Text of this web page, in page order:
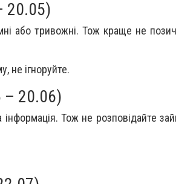
20.05)
або тривожні. Тож краще не
не ігноруйте.
– 20.06)
Тож не розповідайте